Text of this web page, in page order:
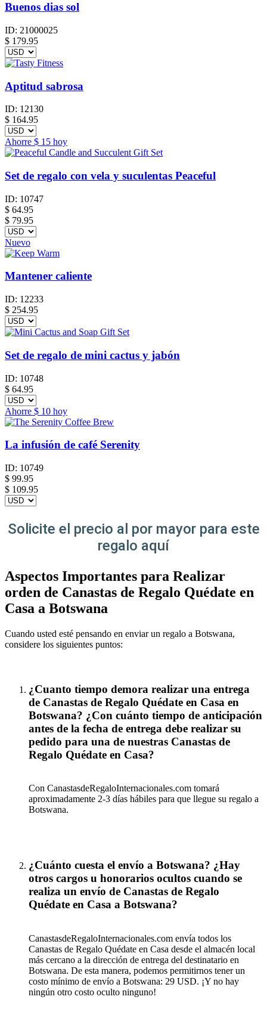
Buenos dias sol
ID: 21000025
$ 179.95
Aptitud sabrosa
ID: 12130
$ 164.95
Ahorre $ 15 hoy
Set de regalo con vela y suculentas Peaceful
ID: 10747
$ 64.95
$ 79.95
Nuevo
Mantener caliente
ID: 12233
$ 254.95
Set de regalo de mini cactus y jabón
ID: 10748
$ 64.95
Ahorre $ 10 hoy
La infusión de café Serenity
ID: 10749
$ 99.95
$ 109.95
Solicite el precio al por mayor para este
regalo aquí
Aspectos Importantes para Realizar
orden de Canastas de Regalo Quédate en
Casa a Botswana
Cuando usted esté pensando en enviar un regalo a Botswana,
considere los siguientes puntos:
¿Cuanto tiempo demora realizar una entrega
de Canastas de Regalo Quédate en Casa en
Botswana? ¿Con cuánto tiempo de anticipación
antes de la fecha de entrega debe realizar su
pedido para una de nuestras Canastas de
Regalo Quédate en Casa?
Con CanastasdeRegaloInternacionales.com tomará
aproximadamente 2-3 días hábiles para que llegue su regalo a
Botswana.
¿Cuánto cuesta el envío a Botswana? ¿Hay
otros cargos u honorarios ocultos cuando se
realiza un envío de Canastas de Regalo
Quédate en Casa a Botswana?
CanastasdeRegaloInternacionales.com envía todos los
Canastas de Regalo Quédate en Casa desde el almacén local
más cercano a la dirección de entrega del destinatario en
Botswana. De esta manera, podemos permitirnos tener un
costo mínimo de envío a Botswana: 29 USD. ¡Y no hay
ningún otro costo oculto ninguno!